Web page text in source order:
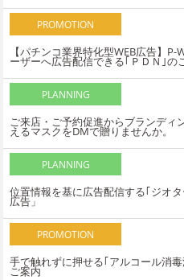
PROMOTION
【パチンコ業界特化型WEB広告】P-
ーザーへ広告配信できる｢ＰＤＮ｣の
PLANNING
ご来店・ご予約促進からブランディ
えるマスクをDMで贈りませんか。
PLANNING
位置情報を基に広告配信する｢ジオ
広告」
PROMOTION
手で触れずに押せる｢アルコール消
ご案内